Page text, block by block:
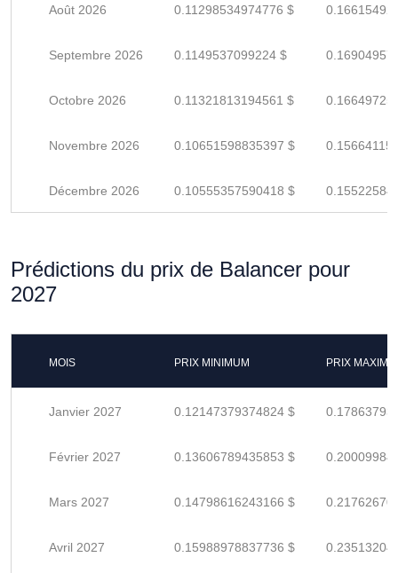
Août 2026 0.11298534974776 $
Septembre 2026 0.1149537099224 $
Octobre 2026 0.11321813194561 $
Novembre 2026 0.10651598835397 $
Décembre 2026 0.10555357590418 $
Prédictions du prix de Balancer pour
2027
MOIS PRIX MINIMUM PRIX
Janvier 2027 0.12147379374824 $
Février 2027 0.13606789435853 $
Mars 2027 0.14798616243166 $
Avril 2027 0.15988978837736 $